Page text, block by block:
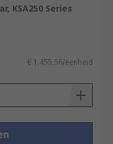
KSA250 Series
€ 1.455,56/eenheid